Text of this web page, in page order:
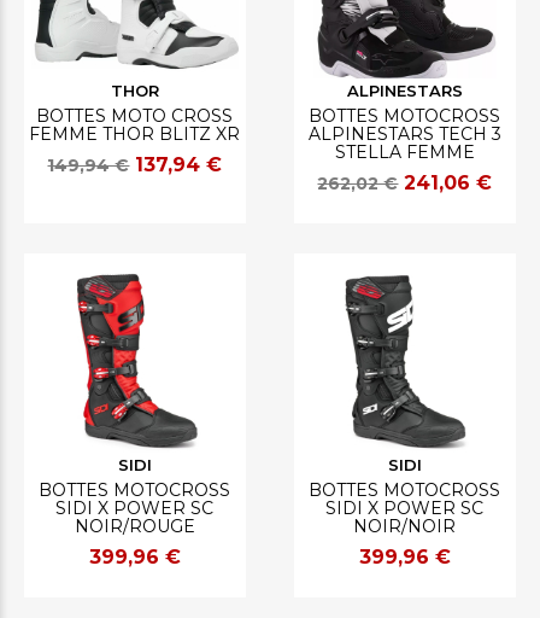
THOR
BOTTES MOTO CROSS
FEMME THOR BLITZ XR
149,94 € 137,94 €
ALPINESTARS
BOTTES MOTOCROSS
ALPINESTARS TECH 3
STELLA FEMME
262,02 € 241,06 €
SIDI
BOTTES MOTOCROSS
SIDI X POWER SC
NOIR/ROUGE
399,96 €
SIDI
BOTTES MOTOCROSS
SIDI X POWER SC
NOIR/NOIR
399,96 €